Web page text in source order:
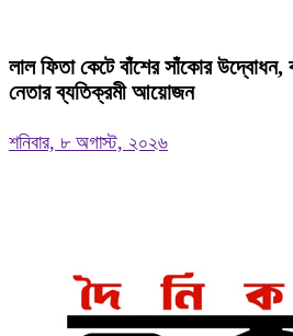
‎লাল ফিতা কেটে বাঁশের সাঁকোর উদ্বোধন,
নেতার ব্যতিক্রমী আয়োজন
শনিবার, ৮ অগাস্ট, ২০২৬